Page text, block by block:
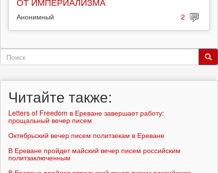
Анонимный 2
Форма
Читайте также:
Letters of Freedom в Ереване завершает работу:
прощальный вечер писем
Октябрьский вечер писем политзекам в Ереване
В Ереване пройдет майский вечер писем российским
политзаключенным